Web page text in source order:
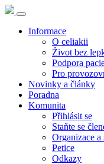
Informace
O celiakii
Život bez
Podpora
Pro
Novinky a články
Poradna
Komunita
Přihlásit se
Staňte se
Organizace
Petice
Odkazy